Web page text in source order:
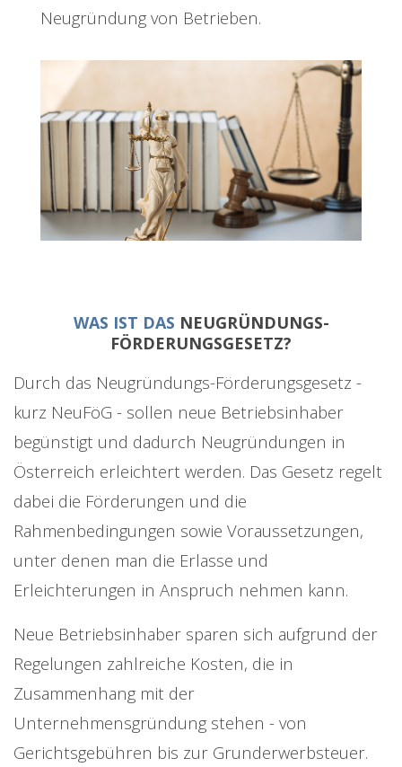
Neugründung von Betrieben.
WAS IST DAS NEUGRÜNDUNGS-
FÖRDERUNGSGESETZ?
Durch das Neugründungs-Förderungsgesetz -
kurz NeuFöG - sollen neue Betriebsinhaber
begünstigt und dadurch Neugründungen in
Österreich erleichtert werden. Das Gesetz regelt
dabei die Förderungen und die
Rahmenbedingungen sowie Voraussetzungen,
unter denen man die Erlasse und
Erleichterungen in Anspruch nehmen kann.
Neue Betriebsinhaber sparen sich aufgrund der
Regelungen zahlreiche Kosten, die in
Zusammenhang mit der
Unternehmensgründung stehen - von
Gerichtsgebühren bis zur Grunderwerbsteuer.